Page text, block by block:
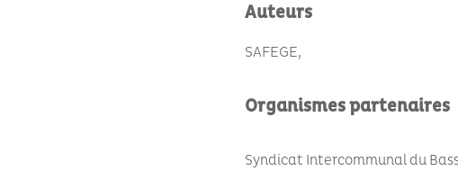
Auteurs
SAFEGE
Organismes partenaires
Syndicat Intercommunal du